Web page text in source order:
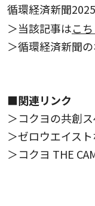
循環経済新聞
＞当該記事はこ
＞循環経済新聞
■関連リンク
＞コクヨの共創
＞ゼロウエイス
＞コクヨ THE